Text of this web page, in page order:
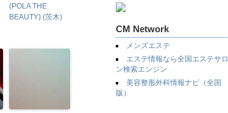
CM Network
メンズエステ
エステ情報なら全国エステサロ
ン検索エンジン
美容整形外科情報ナビ（全国
版）
(POLA THE
BEAUTY) (茨木)